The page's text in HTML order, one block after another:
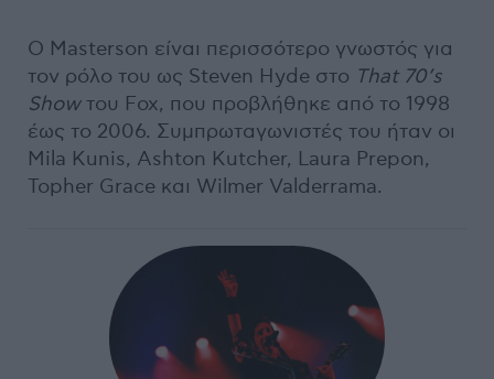
Ο Masterson είναι περισσότερο γνωστός για
τον ρόλο του ως Steven Hyde στο That 70’s
Showτου Fox, που προβλήθηκε από το 1998
έως το 2006. Συμπρωταγωνιστές του ήταν οι
Mila Kunis, Ashton Kutcher, Laura Prepon,
Topher Grace και Wilmer Valderrama.